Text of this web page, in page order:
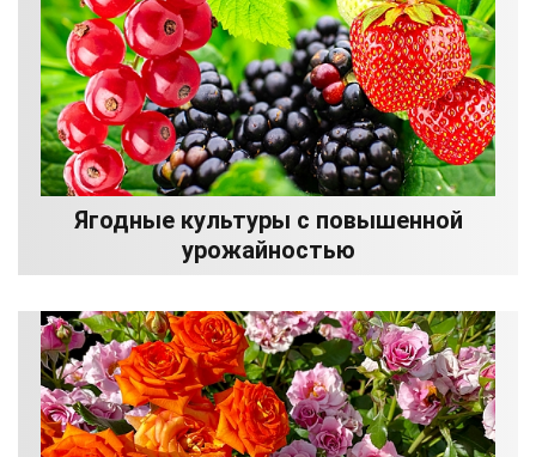
Ягодные культуры с повышенной
урожайностью